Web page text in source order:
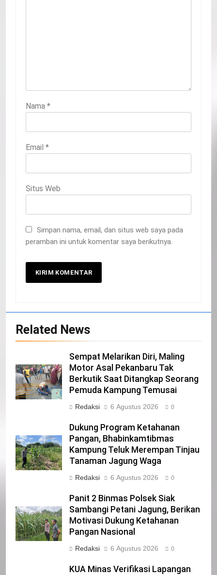
Nama *
Email *
Situs Web
Simpan nama, email, dan situs web saya pada
peramban ini untuk komentar saya berikutnya.
Related News
Sempat Melarikan Diri, Maling
Motor Asal Pekanbaru Tak
Berkutik Saat Ditangkap Seorang
Pemuda Kampung Temusai
Redaksi 6 Agustus 2026 0
Dukung Program Ketahanan
Pangan, Bhabinkamtibmas
Kampung Teluk Merempan Tinjau
Tanaman Jagung Waga
Redaksi 6 Agustus 2026 0
Panit 2 Binmas Polsek Siak
Sambangi Petani Jagung, Berikan
Motivasi Dukung Ketahanan
Pangan Nasional
Redaksi 6 Agustus 2026 0
KUA Minas Verifikasi Lapangan
Selamat Hari Kebangkitan Nasional
IKLAN
21
Iklan Pemerintah Kabupaten Siak
22
NORMAN SILITONGA CALEG DPRD
PROVINSI DKI JAKARTA
23
NURGARAHA HARPAL NOVTEN, SH
CALON ANGGOTA DPRD PROVINSI
DKI JAKARTA
IKLAN